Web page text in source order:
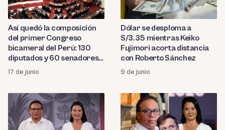
Así quedó la composición
del primer Congreso
bicameral del Perú: 130
diputados y 60 senadores
en seis bancadas
17 de junio
Dólar se desploma a
S/3.35 mientras Keiko
Fujimori acorta distancia
con Roberto Sánchez
9 de junio